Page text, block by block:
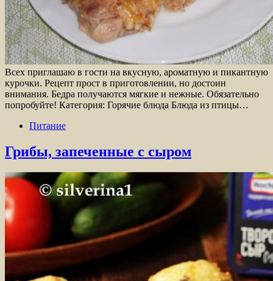
Всех приглашаю в гости на вкусную, ароматную и пикантную
курочки. Рецепт прост в приготовлении, но достоин
внимания. Бедра получаются мягкие и нежные. Обязательно
попробуйте! Категория: Горячие блюда Блюда из птицы…
Питание
Грибы, запеченные с сыром